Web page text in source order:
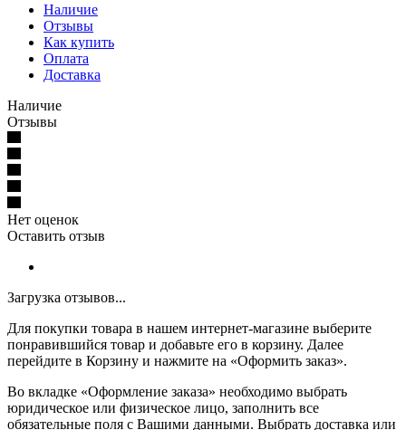
Наличие
Отзывы
Как купить
Оплата
Доставка
Наличие
Отзывы
Нет оценок
Оставить отзыв
Загрузка отзывов...
Для покупки товара в нашем интернет-магазине выберите
понравившийся товар и добавьте его в корзину. Далее
перейдите в Корзину и нажмите на «Оформить заказ».
Во вкладке «Оформление заказа» необходимо выбрать
юридическое или физическое лицо, заполнить все
обязательные поля с Вашими данными. Выбрать доставка или